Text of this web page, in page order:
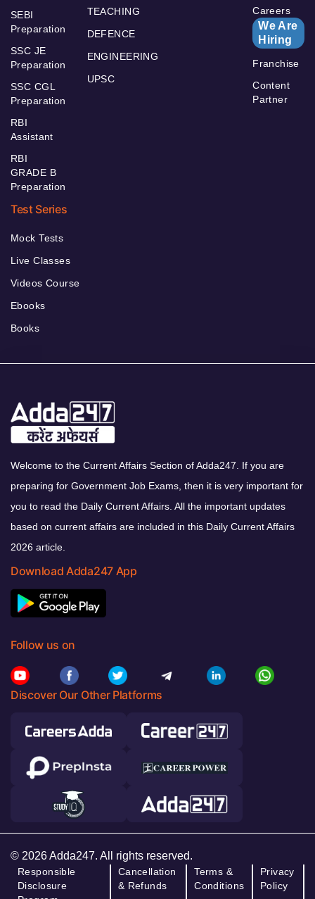
SEBI
Preparation
SSC JE
Preparation
SSC CGL
Preparation
RBI
Assistant
RBI
GRADE B
Preparation
TEACHING
DEFENCE
ENGINEERING
UPSC
Careers
We Are
Hiring
Franchise
Content
Partner
Test Series
Mock Tests
Live Classes
Videos Course
Ebooks
Books
Welcome to the Current Affairs Section of Adda247. If you are
preparing for Government Job Exams, then it is very important for
you to read the Daily Current Affairs. All the important updates
based on current affairs are included in this Daily Current Affairs
2026 article.
Download Adda247 App
Follow us on
Discover Our Other Platforms
© 2026 Adda247. All rights reserved.
Responsible
Disclosure
Cancellation
& Refunds
Terms &
Conditions
Privacy
Policy